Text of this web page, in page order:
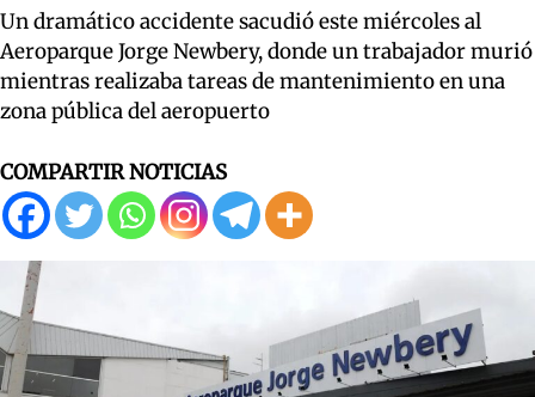
Un dramático accidente sacudió este miércoles al
Aeroparque Jorge Newbery, donde un trabajador murió
mientras realizaba tareas de mantenimiento en una
zona pública del aeropuerto
COMPARTIR NOTICIAS